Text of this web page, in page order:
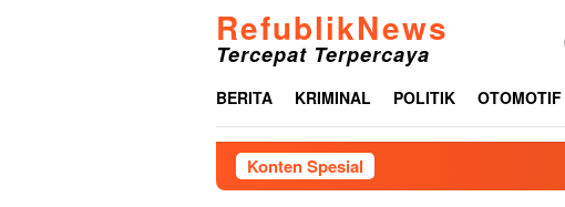
RefublikNews
Tercepat Terpercaya
BERITA KRIMINAL POLITIK OTOMOTIF
Konten Spesial Gelar